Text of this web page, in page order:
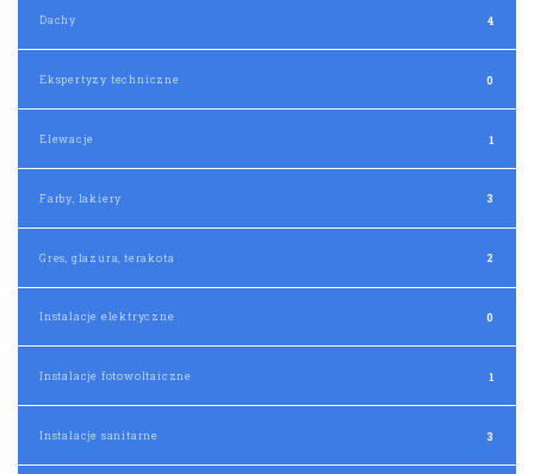
Dachy 4
Ekspertyzy techniczne 0
Elewacje 1
Farby, lakiery 3
Gres, glazura, terakota 2
Instalacje elektryczne 0
Instalacje fotowoltaiczne 1
Instalacje sanitarne 3